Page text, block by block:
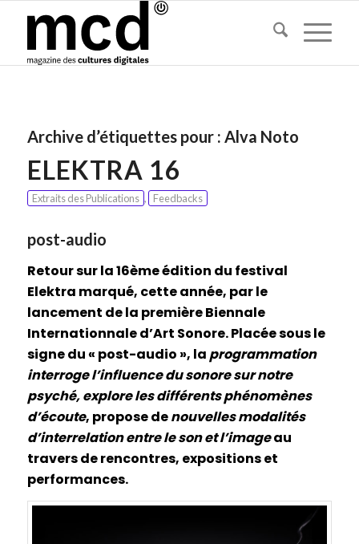
Archive d’étiquettes pour : Alva Noto
ELEKTRA 16
Extraits des Publications , Feedbacks
post-audio
Retour sur la 16ème édition du festival
Elektra marqué, cette année, par le
lancement de la première Biennale
Internationnale d’Art Sonore. Placée sous le
signe du « post-audio », la programmation
interroge l’influence du sonore sur notre
psyché, explore les différents phénomènes
d’écoute, propose denouvelles modalités
d’interrelation entre le son et l’imageau
travers de rencontres, expositions et
performances.